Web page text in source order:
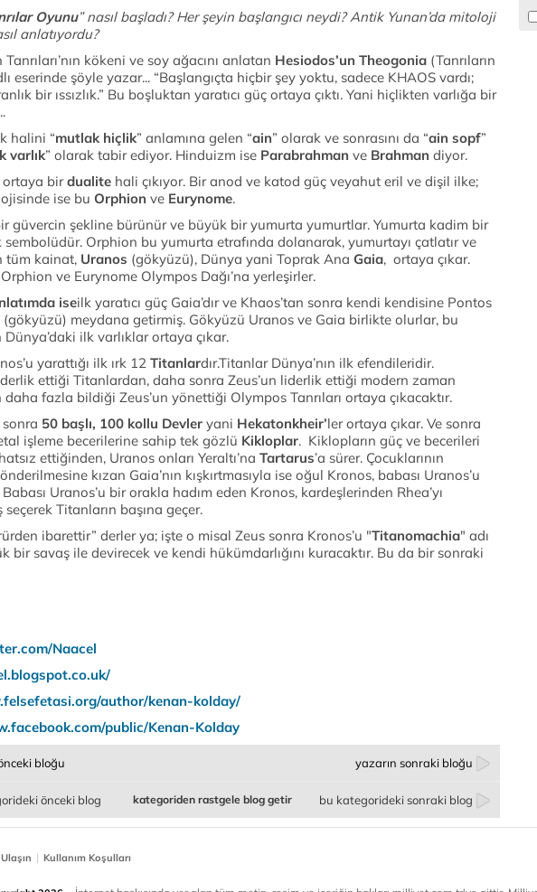
Oyunu” nasıl başladı? Her şeyin başlangıcı neydi? Antik Yunan’da mitoloji
anlatıyordu?
kökeni ve soy ağacını anlatan Hesiodos’un Theogonia (Tanrıların
eserinde şöyle yazar... “Başlangıçta hiçbir şey yoktu, sadece KHAOS vardı;
bir ıssızlık.” Bu boşluktan yaratıcı güç ortaya çıktı. Yani hiçlikten varlığa bir
halini “mutlak hiçlik” anlamına gelen “ain” olarak ve sonrasını da “ain sopf”
varlık” olarak tabir ediyor. Hinduizm ise Parabrahman ve Brahman diyor.
ortaya birdualite hali çıkıyor. Bir anod ve katod güç veyahut eril ve dişil ilke;
ise bu Orphion ve Eurynome.
güvercin şekline bürünür ve büyük bir yumurta yumurtlar. Yumurta kadim bir
sembolüdür. Orphion bu yumurta etrafında dolanarak, yumurtayı çatlatır ve
tüm kainat, Uranos (gökyüzü), Dünya yani Toprak Ana Gaia, ortaya çıkar.
ve Eurynome Olympos Dağı’na yerleşirler.
iseilk yaratıcı güç Gaia’dır ve Khaos’tan sonra kendi kendisine Pontos
(gökyüzü) meydana getirmiş. Gökyüzü Uranos ve Gaia birlikte olurlar, bu
ilk varlıklar ortaya çıkar.
yarattığı ilk ırk 12 Titanlardır.Titanlar Dünya’nın ilk efendileridir.
ettiği Titanlardan, daha sonra Zeus’un liderlik ettiği modern zaman
daha fazla bildiği Zeus’un yönettiği Olympos Tanrıları ortaya çıkacaktır.
50 başlı, 100 kollu Devler yani Hekatonkheir’ler ortaya çıkar. Ve sonra
işleme becerilerine sahip tek gözlü Kikloplar. Kiklopların güç ve becerileri
ettiğinden, Uranos onları Yeraltı’na Tartarus’a sürer. Çocuklarının
kızan Gaia’nın kışkırtmasıyla ise oğul Kronos, babası Uranos’u
Babası Uranos’u bir orakla hadım eden Kronos, kardeşlerinden Rhea’yı
seçerek Titanların başına geçer.
ibarettir” derler ya; işte o misal Zeus sonra Kronos’u "Titanomachia" adı
bir savaş ile devirecek ve kendi hükümdarlığını kuracaktır. Bu da bir sonraki
.com/Naacel
author/kenan-kolday/
facebook.com/public/Kenan-Kolday
bloğu yazarın sonraki bloğu
önceki blog bu kategorideki sonraki blog
kategoriden rastgele blog getir
| Kullanım Koşulları